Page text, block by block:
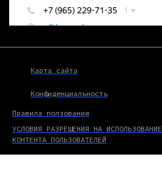
Карта сайта
Конфиденциальность
Правила ползования
УСЛОВИЯ РАЗРЕШЕНИЯ НА ИСПОЛЬЗОВАНИЕ
КОНТЕНТА ПОЛЬЗОВАТЕЛЕЙ